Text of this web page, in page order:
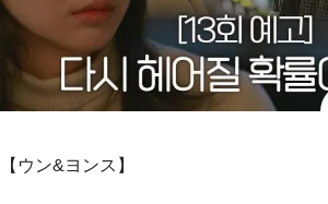
【ウン&ヨンス】